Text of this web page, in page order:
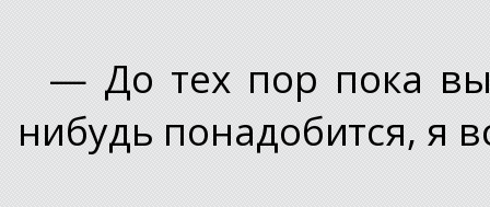
— До тех пор пока вы
нибудь понадобится, я